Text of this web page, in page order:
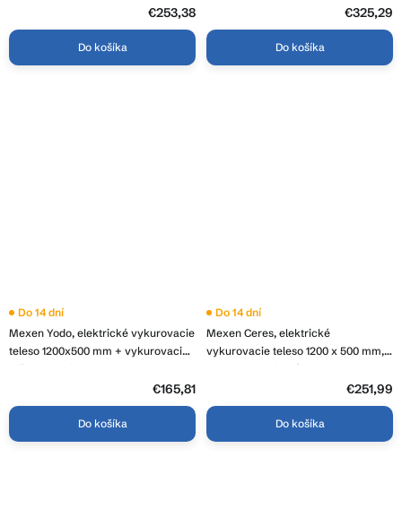
€253,38
Do košíka
€325,29
Do košíka
Mexen Yodo, elektrické vykurovacie
teleso 1200x500 mm + vykurovacia
tyč 600 W, biela, W113-1200-500-
Do 14 dní
€165,81
Do košíka
Mexen Ceres, elektrické
vykurovacie teleso 1200 x 500 mm,
600 W, antracitová, W111-1200-500-
Do 14 dní
€251,99
Do košíka